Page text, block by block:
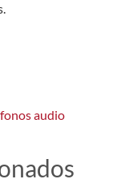
audio